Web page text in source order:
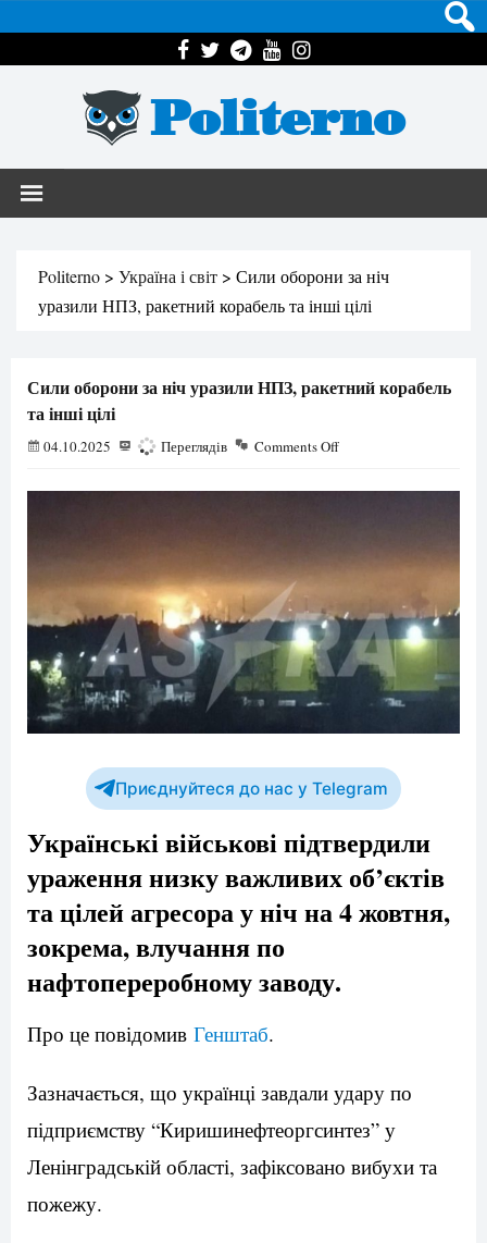
Politerno
Politerno > Україна і світ > Сили оборони за ніч
уразили НПЗ, ракетний корабель та інші цілі
Сили оборони за ніч уразили НПЗ, ракетний корабель
та інші цілі
04.10.2025 538 Переглядів Comments Off
Приєднуйтеся до нас у Telegram
Українські військові підтвердили
ураження низку важливих об’єктів
та цілей агресора у ніч на 4 жовтня,
зокрема, влучання по
нафтопереробному заводу.
Про це повідомив Генштаб.
Зазначається, що українці завдали удару по
підприємству “Киришинефтеоргсинтез” у
Ленінградській області, зафіксовано вибухи та
пожежу.